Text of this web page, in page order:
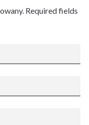
Required fields